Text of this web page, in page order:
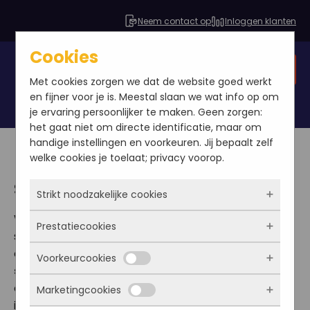
Neem contact op Inloggen klanten
SEO Dashboard
Wil je meer inzicht in hoe jouw bedrijf er online voor
staat en zien wat je inspanningen voor SEO
optimalisatie nu eigenlijk opleveren? Onze
SEO
softwaremaakt het mogelijk. In onze speciaal
ontwikkelde software heb je in één oogopslag
inzichtelijk hoe goed potentiële klanten jouw bedrijf
Cookies
Met cookies zorgen we dat de website goed werkt
en fijner voor je is. Meestal slaan we wat info op om
je ervaring persoonlijker te maken. Geen zorgen:
het gaat niet om directe identificatie, maar om
handige instellingen en voorkeuren. Jij bepaalt zelf
welke cookies je toelaat; privacy voorop.
Strikt noodzakelijke cookies
Deze cookies zorgen ervoor dat de website
überhaupt werkt. Ze zijn dus altijd actief en
kunnen niet worden uitgezet. Meestal worden
ze alleen geplaatst als jij iets doet, zoals
inloggen, een formulier invullen of je
Prestatiecookies
Met deze cookies zien we hoe vaak onze site
bezocht wordt, waar bezoekers vandaan
komen en welke pagina’s populair zijn. Zo
Voorkeurcookies
Deze cookies onthouden jouw voorkeuren.
Marketingcookies